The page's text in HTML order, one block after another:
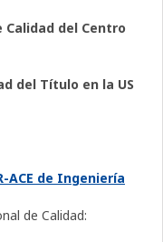
del Centro
del Título en la US
ACE de Ingeniería
de Calidad: